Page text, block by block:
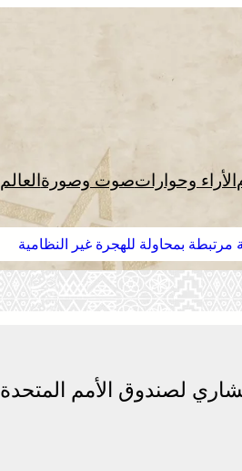
الأراء وحواراتصوت وصورة العالم
بمحاولة للهجرة غير النظامية
لصندوق الأمم المتحدة